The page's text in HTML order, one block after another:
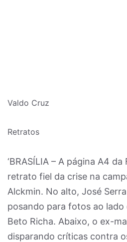
Valdo Cruz
Retratos
‘BRASÍLIA – A página A4
retrato fiel da crise na
Alckmin. No alto, José
posando para fotos ao
Beto Richa. Abaixo, o ex-
disparando críticas contra